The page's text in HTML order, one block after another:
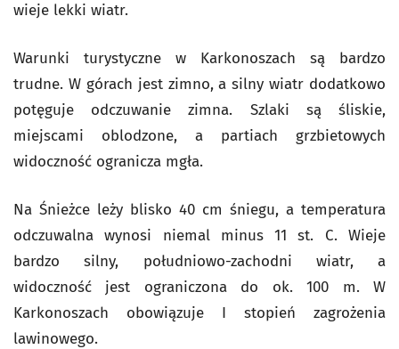
wieje lekki wiatr.
Warunki turystyczne w Karkonoszach są bardzo
trudne. W górach jest zimno, a silny wiatr dodatkowo
potęguje odczuwanie zimna. Szlaki są śliskie,
miejscami oblodzone, a partiach grzbietowych
widoczność ogranicza mgła.
Na Śnieżce leży blisko 40 cm śniegu, a temperatura
odczuwalna wynosi niemal minus 11 st. C. Wieje
bardzo silny, południowo-zachodni wiatr, a
widoczność jest ograniczona do ok. 100 m. W
Karkonoszach obowiązuje I stopień zagrożenia
lawinowego.